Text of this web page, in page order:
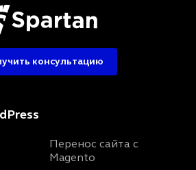
Перенос сайта с
Magento
консультацию